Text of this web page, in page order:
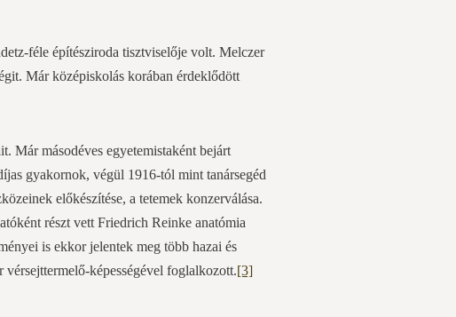
féle építésziroda tisztviselője volt. Melczer
Már középiskolás korában érdeklődött
Már másodéves egyetemistaként bejárt
gyakornok, végül 1916-tól mint tanársegéd
előkészítése, a tetemek konzerválása.
részt vett Friedrich Reinke anatómia
is ekkor jelentek meg több hazai és
képességével foglalkozott.[3]